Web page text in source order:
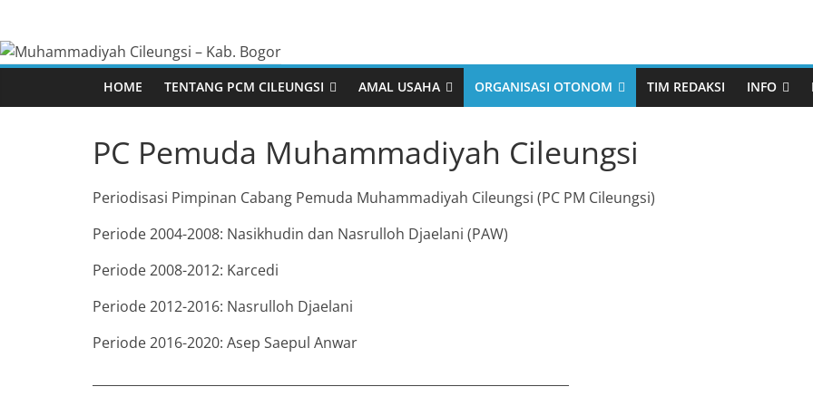
content
Muhammadiyah
Cileungsi
–
Kab.
Bogor
Situs
Resmi
Cabang
Cileungsi
HOME TENTANG PCM CILEUNGSI AMAL USAHA ORGANISASI OTONOM TIM REDAKSI INFO
PC Pemuda Muhammadiyah Cileungsi
Periodisasi Pimpinan Cabang Pemuda Muhammadiyah Cileungsi (PC PM Cileungsi)
Periode 2004-2008: Nasikhudin dan Nasrulloh Djaelani (PAW)
Periode 2008-2012: Karcedi
Periode 2012-2016: Nasrulloh Djaelani
Periode 2016-2020: Asep Saepul Anwar
Kabar Muhammadiyah
Regional Meeting LPCRPM
Wilayah Timur: Mantapkan